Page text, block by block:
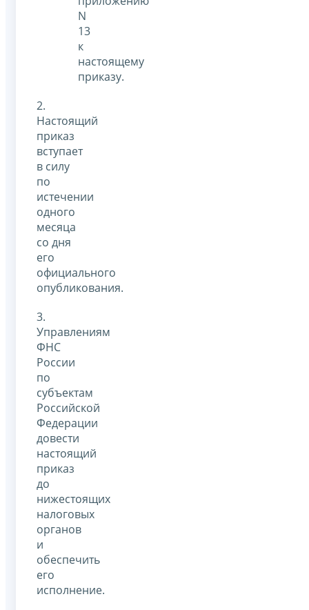
N
13
к
настоящему
приказу.
2.
Настоящий
приказ
вступает
в силу
по
истечении
одного
месяца
со дня
его
официального
опубликования.
3.
Управлениям
ФНС
России
по
субъектам
Российской
Федерации
довести
настоящий
приказ
до
нижестоящих
налоговых
органов
и
обеспечить
его
исполнение.